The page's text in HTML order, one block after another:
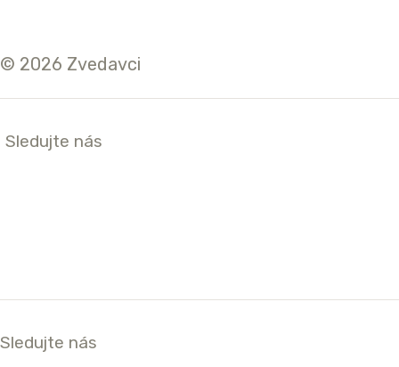
© 2026 Zvedavci
Sledujte nás
Sledujte nás